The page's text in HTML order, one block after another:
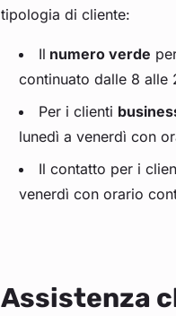
tipologia di cliente:
Il numero verde
continuato dalle 8 alle
Per i clienti
lunedì a venerdì con
Il contatto per i
venerdì con orario
Assistenza